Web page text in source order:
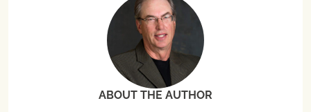
ABOUT THE AUTHOR